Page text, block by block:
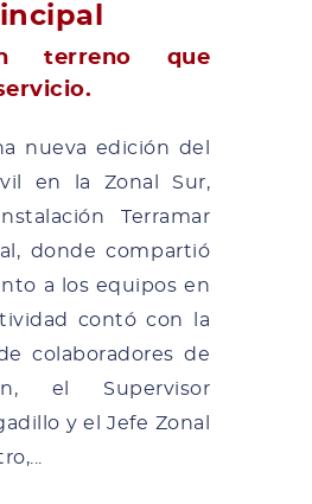
terreno que
nueva edición del
en la Zonal Sur,
Terramar
donde compartió
a los equipos en
contó con la
colaboradores de
el Supervisor
y el Jefe Zonal